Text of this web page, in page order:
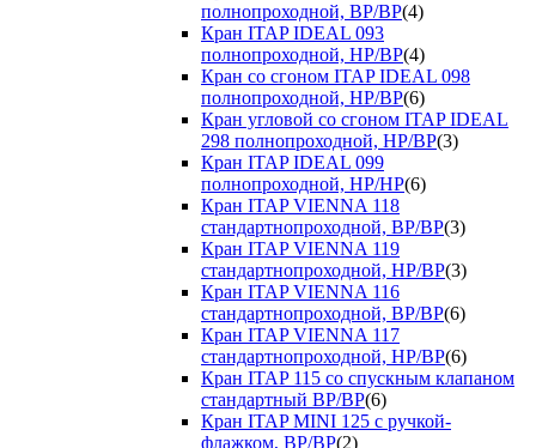
полнопроходной, ВР/ВР(4)
Кран ITAP IDEAL 093
полнопроходной, НР/ВР(4)
Кран со сгоном ITAP IDEAL 098
полнопроходной, НР/ВР(6)
Кран угловой со сгоном ITAP IDEAL
298 полнопроходной, НР/ВР(3)
Кран ITAP IDEAL 099
полнопроходной, НР/НР(6)
Кран ITAP VIENNA 118
стандартнопроходной, ВР/ВР(3)
Кран ITAP VIENNA 119
стандартнопроходной, НР/ВР(3)
Кран ITAP VIENNA 116
стандартнопроходной, ВР/ВР(6)
Кран ITAP VIENNA 117
стандартнопроходной, НР/ВР(6)
Кран ITAP 115 со спускным клапаном
стандартный ВР/ВР(6)
Кран ITAP MINI 125 с ручкой-
флажком, ВР/ВР(2)